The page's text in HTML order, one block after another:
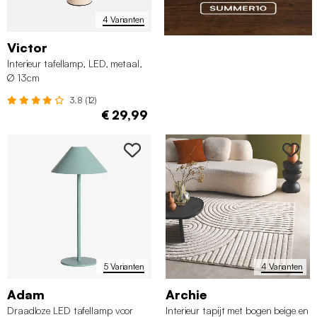
4 Varianten
Victor
Interieur tafellamp, LED, metaal,
Ø 13cm
3.8 (12)
€ 29,99
5 Varianten
Adam
Draadloze LED tafellamp voor
4 Varianten
Archie
Interieur tapijt met bogen beige en